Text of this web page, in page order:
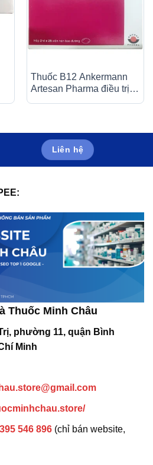
Thuốc B12 Ankermann
Artesan Pharma điều trị
Liên hệ
Thuốc Minh Châu
phường 11, quận Bình
Minh
546 896 (chỉ bán website,